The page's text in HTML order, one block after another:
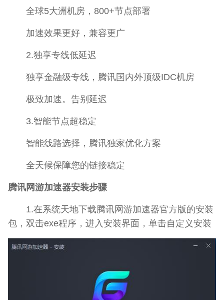
全球5大洲机房，800+节点部署
加速效果更好，兼容更广
2.独享专线低延迟
独享金融级专线，腾讯国内外顶级IDC机房
极致加速。告别延迟
3.智能节点超稳定
智能线路选择，腾讯独家优化方案
全天候保障您的链接稳定
腾讯网游加速器安装步骤
1.在系统天地下载腾讯网游加速器官方版的安装
包，双击exe程序，进入安装界面，单击自定义安装